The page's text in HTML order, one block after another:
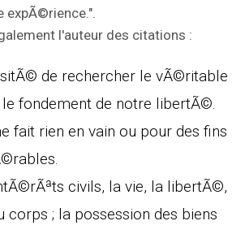
expÃ©rience.".
l'auteur des citations :
de rechercher le vÃ©ritable
fondement de notre libertÃ©.
fait rien en vain ou pour des fins
civils, la vie, la libertÃ©,
corps ; la possession des biens